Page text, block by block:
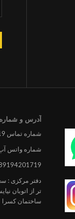
آدرس و
شماره تماس 09194201719
شماره واتس
دفتر مرکزی :
تر از اتوبان
ساختمان کسرا